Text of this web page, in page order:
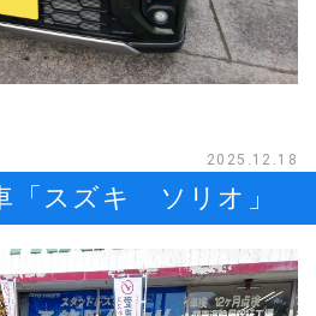
2025.12.18
「スズキ ソリオ」